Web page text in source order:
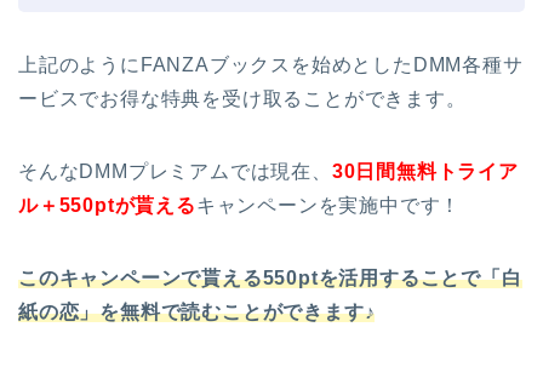
上記のようにFANZAブックスを始めとしたDMM各種サ
ービスでお得な特典を受け取ることができます。
そんなDMMプレミアムでは現在、 30日間無料トライア
ル＋550ptが貰えるキャンペーンを実施中です！
このキャンペーンで貰える550ptを活用することで「白
紙の恋」を無料で読むことができます♪